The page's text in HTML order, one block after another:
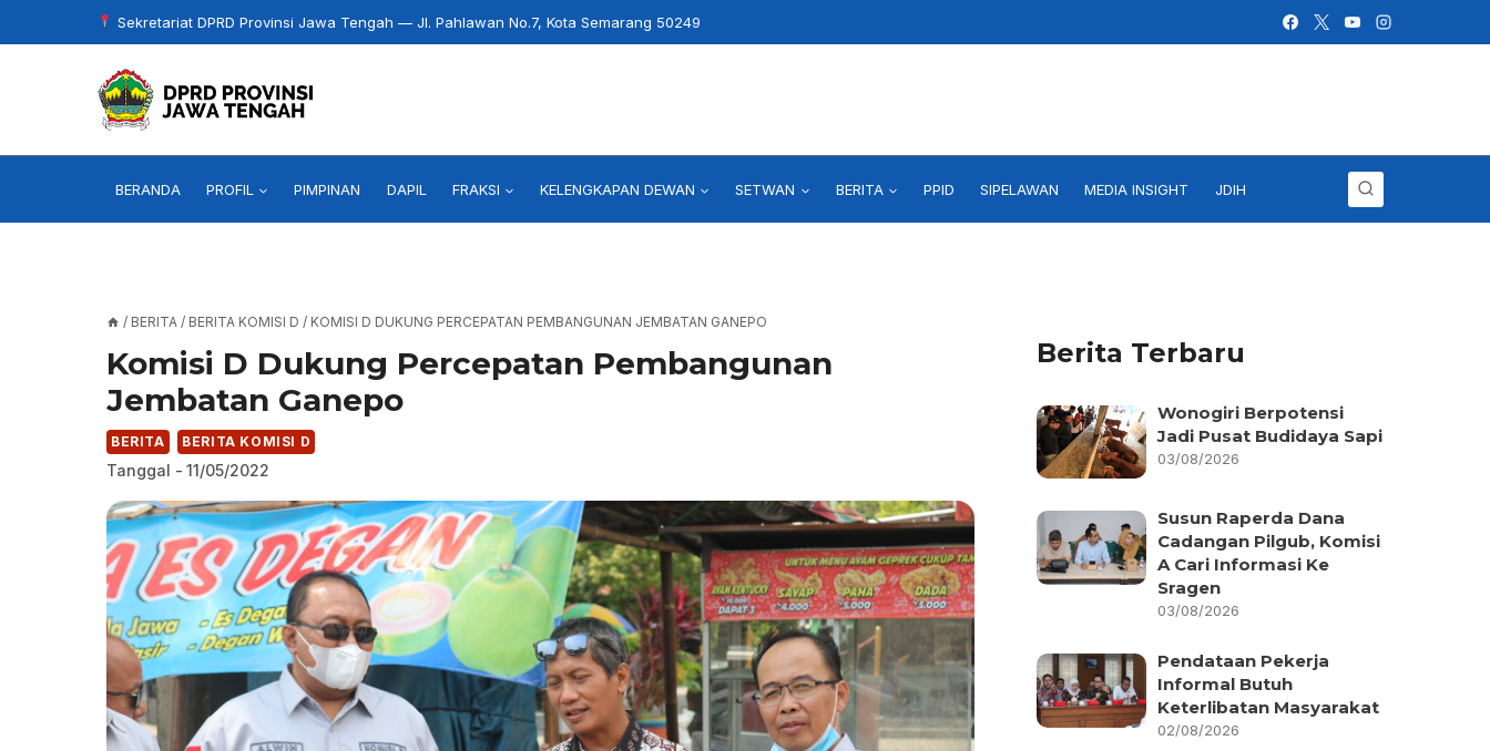
to
Sekretariat DPRD Provinsi Jawa Tengah — Jl. Pahlawan No.7, Kota Semarang 50249
BERANDA PROFIL PIMPINAN DAPIL FRAKSI KELENGKAPAN DEWAN SETWAN BERITA PPID SIPELAWAN MEDIA INSIGHT JDIH
/ BERITA / BERITA KOMISI D / KOMISI D DUKUNG PERCEPATAN PEMBANGUNAN JEMBATAN GANEPO
Komisi D Dukung Percepatan Pembangunan
Jembatan Ganepo
BERITA BERITA KOMISI D
Tanggal - 11/05/2022
Berita Terbaru
Wonogiri Berpotensi
Jadi Pusat Budidaya Sapi
03/08/2026
Susun Raperda Dana
Cadangan Pilgub, Komisi
A Cari Informasi Ke
Sragen
03/08/2026
Pendataan Pekerja
Informal Butuh
Keterlibatan Masyarakat
02/08/2026